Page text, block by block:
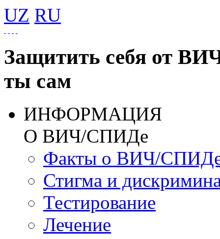
UZ RU
Защитить себя от
ты сам
ИНФОРМАЦИЯ
О ВИЧ/СПИДе
Факты о ВИЧ/
Стигма и
Тестирование
Лечение